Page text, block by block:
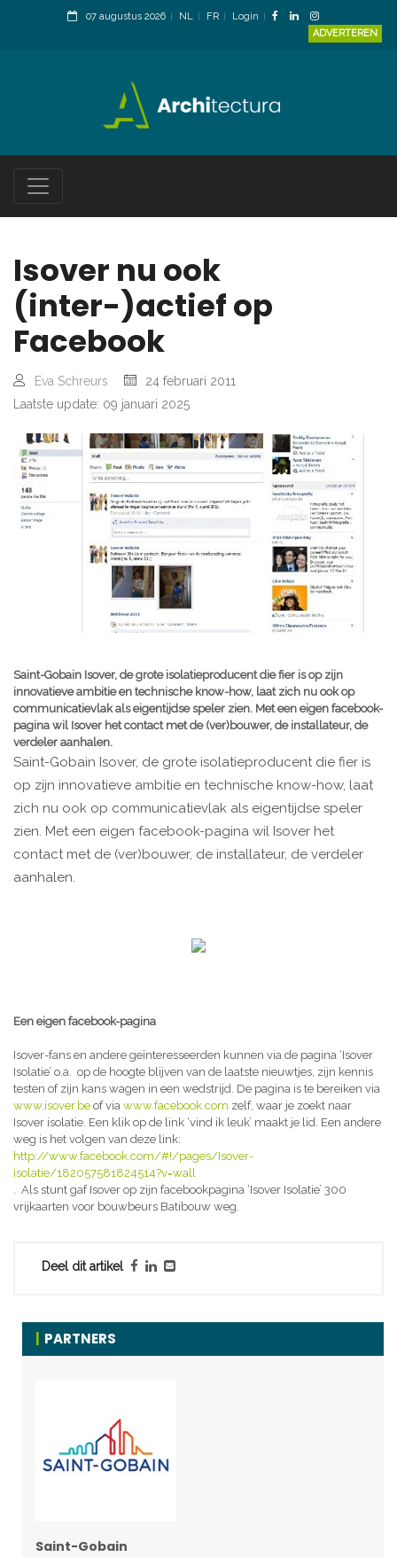
07 augustus 2026 NL FR
Login
ADVERTEREN
Isover nu ook
(inter-)actief op
Facebook
Eva Schreurs
24 februari 2011
Laatste update: 09 januari 2025
Saint-Gobain Isover, de grote isolatieproducent die fier is op zijn
innovatieve ambitie en technische know-how, laat zich nu ook op
communicatievlak als eigentijdse speler zien. Met een eigen facebook-
pagina wil Isover het contact met de (ver)bouwer, de installateur, de
verdeler aanhalen.
Saint-Gobain Isover, de grote isolatieproducent die fier is
op zijn innovatieve ambitie en technische know-how, laat
zich nu ook op communicatievlak als eigentijdse speler
zien. Met een eigen facebook-pagina wil Isover het
contact met de (ver)bouwer, de installateur, de verdeler
aanhalen.
Een eigen facebook-pagina
Isover-fans en andere geïnteresseerden kunnen via de pagina ‘Isover
Isolatie’ o.a. op de hoogte blijven van de laatste nieuwtjes, zijn kennis
testen of zijn kans wagen in een wedstrijd. De pagina is te bereiken via
www.isover.be of via www.facebook.com zelf, waar je zoekt naar
Isover isolatie. Een klik op de link ‘vind ik leuk’ maakt je lid. Een andere
weg is het volgen van deze link:
http://www.facebook.com/#!/pages/Isover-
isolatie/182057581824514?v=wall
. Als stunt gaf Isover op zijn facebookpagina ‘Isover Isolatie’ 300
vrijkaarten voor bouwbeurs Batibouw weg.
Deel dit artikel
PARTNERS
Saint-Gobain